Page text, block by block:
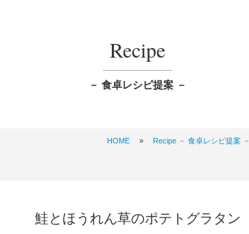
Recipe
－ 食卓レシピ提案 －
HOME » Recipe － 食卓レシピ提案 －
鮭とほうれん草のポテトグラタン